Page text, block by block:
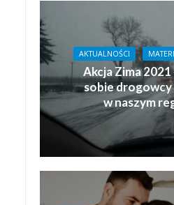
AKTUALNOŚCI
Akcja Zima 2021
sobie
w naszym